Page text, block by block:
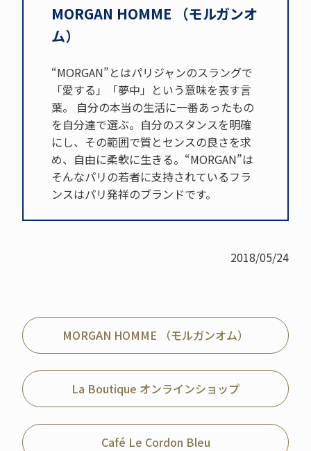
MORGAN HOMME （モルガンオ
ム）
“MORGAN”とはパリジャンのスラングで
「愛する」「夢中」という意味を表す言
葉。 自分の本当の生活に一番あったもの
を自分達で選ぶ。自分のスタンスを明確
にし、その範囲で質とセンスの良さを求
め、自由に柔軟に生きる。“MORGAN”は
そんなパリの若者に支持されているフラ
ンスはパリ発祥のブランドです。
2018/05/24
MORGAN HOMME （モルガンオム）
La Boutique オンラインショップ
Café Le Cordon Bleu